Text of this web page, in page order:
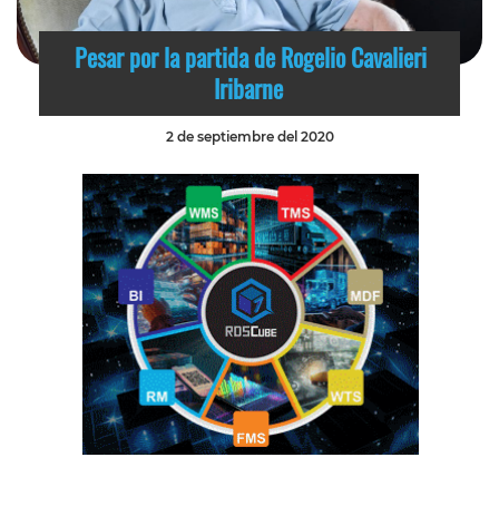
Pesar por la partida de Rogelio Cavalieri
Iribarne
2 de septiembre del 2020